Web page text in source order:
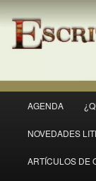
Ir
al
contenido
principal
Revista Escritores
principal
AGENDA
NOVEDADES
ARTÍCULOS DE